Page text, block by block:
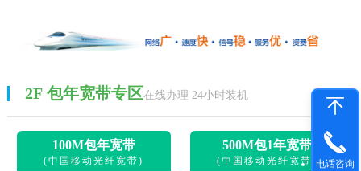
2F 包年宽带专区在线办理 24小时装机
100M包年宽带
(中国移动光纤宽带)
500M包1年宽带
(中国移动光纤宽带)电话咨询